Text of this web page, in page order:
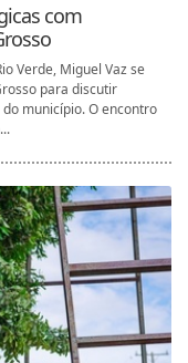
com
Verde, Miguel Vaz se
para discutir
município. O encontro